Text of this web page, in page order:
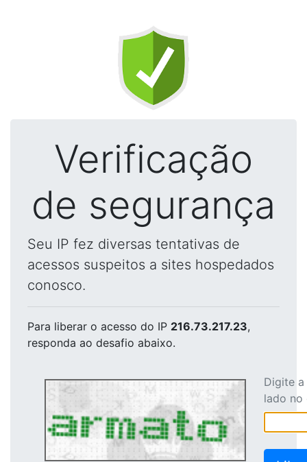
Verificação
de segurança
Seu IP fez diversas tentativas de
acessos suspeitos a sites hospedados
conosco.
Para liberar o acesso do IP 216.73.217.23,
responda ao desafio abaixo.
Digite
lado no